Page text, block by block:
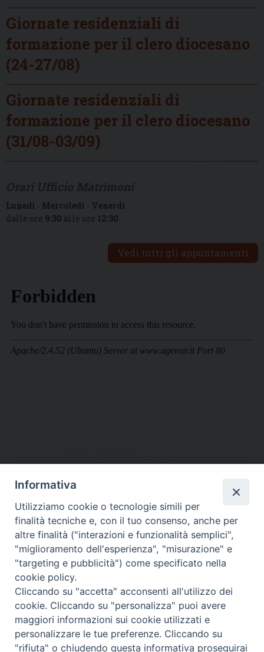
Giornate residenziali di
formazione per il clero diocesano
(24-27/08)
Giornate residenziali di
formazione per il clero diocesano
(31/08-03/09)
Lunedì - Mercoledì - Venerdì
dalle ore 9:30 alle ore 12:30
Vedi tutti gli appuntamenti
DIOCESI SUBURBICARIA DI ALBANO
Contatti:Tel.: 06.93268401 - Fax.: 06.9323844
E-mail:curia@diocesidialbano.it
Orari: dal Lunedì al Venerdì Ore: 9:00 - 13:00
Lunedì, Mercoledì e Venerdì, Ore 9:30 - 12:30
Informativa
Utilizziamo cookie o tecnologie simili per
finalità tecniche e, con il tuo consenso, anche per
altre finalità ("interazioni e funzionalità semplici",
"miglioramento dell'esperienza", "misurazione" e
"targeting e pubblicità") come specificato nella
cookie policy.
Cliccando su "accetta" acconsenti all'utilizzo dei
cookie. Cliccando su "personalizza" puoi avere
maggiori informazioni sui cookie utilizzati e
personalizzare le tue preferenze. Cliccando su
"rifiuta" o chiudendo questa informativa proseguirai